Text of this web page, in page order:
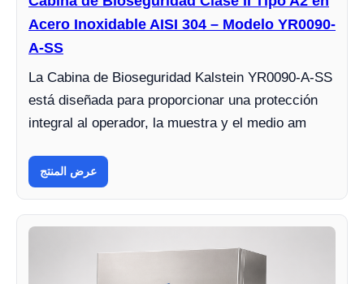
Acero Inoxidable AISI 304 – Modelo YR0090-
A-SS
La Cabina de Bioseguridad Kalstein YR0090-A-SS
está diseñada para proporcionar una protección
integral al operador, la muestra y el medio am
عرض المنتج